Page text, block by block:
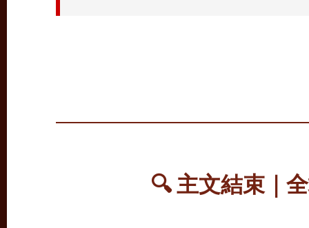
🔍主文結束｜